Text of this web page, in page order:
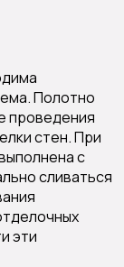
Полотно
проведения
стен. При
с
сливаться
эти